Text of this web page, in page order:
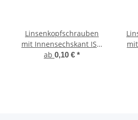
Linsenkopfschrauben
mit Innensechskant ISO
7380 Edelstahl A2
ab 0,10 € *